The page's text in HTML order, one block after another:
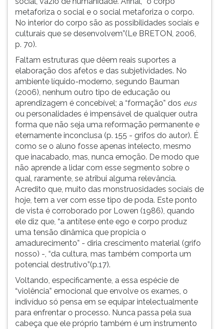
metaforiza o social e o social metaforiza o corpo.
No interior do corpo são as possibilidades sociais e
culturais que se desenvolvem”(Le BRETON, 2006,
p. 70).
Faltam estruturas que dêem reais suportes a
elaboração dos afetos e das subjetividades. No
ambiente líquido-moderno, segundo Bauman
(2006), nenhum outro tipo de educação ou
aprendizagem é concebível; a “formação” dos eus
ou personalidades é impensável de qualquer outra
forma que não seja uma reformação permanente e
eternamente inconclusa (p. 155 - grifos do autor). É
como se o aluno fosse apenas intelecto, mesmo
que inacabado, mas, nunca emoção. De modo que
não aprende a lidar com esse segmento sobre o
qual, raramente, se atribui alguma relevância.
Acredito que, muito das monstruosidades sociais de
hoje, tem a ver com esse tipo de poda. Este ponto
de vista é corroborado por Lowen (1986), quando
ele diz que, “a antítese ente ego e corpo produz
uma tensão dinâmica que propicia o
amadurecimento” - diria crescimento material (grifo
nosso) -, “da cultura, mas também comporta um
potencial destrutivo”(p.17).
Voltando, especificamente, a essa espécie de
“violência” emocional que envolve os exames, o
indivíduo só pensa em se equipar intelectualmente
para enfrentar o processo. Nunca passa pela sua
cabeça que ele próprio também é um instrumento